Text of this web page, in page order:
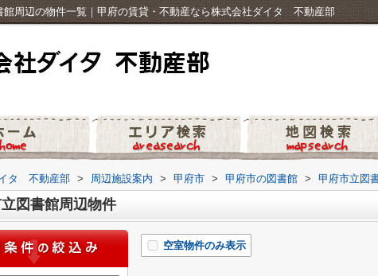
館周辺の物件一覧｜甲府の賃貸・不動産なら株式会社ダイタ 不動産部
タ 不動産部 > 周辺施設案内 > 甲府市 > 甲府市の図書館 > 甲府市立図
図書館周辺物件
空室物件のみ表示